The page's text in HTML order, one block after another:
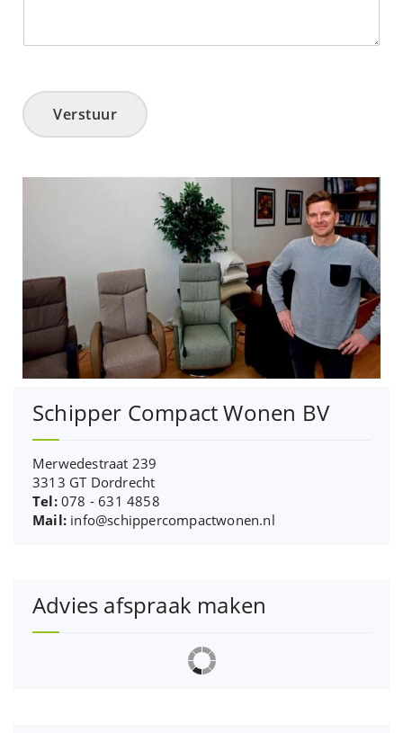
Verstuur
Schipper Compact Wonen BV
Merwedestraat 239
3313 GT Dordrecht
Tel:078 - 631 4858
Mail: info@schippercompactwonen.nl
Advies afspraak maken